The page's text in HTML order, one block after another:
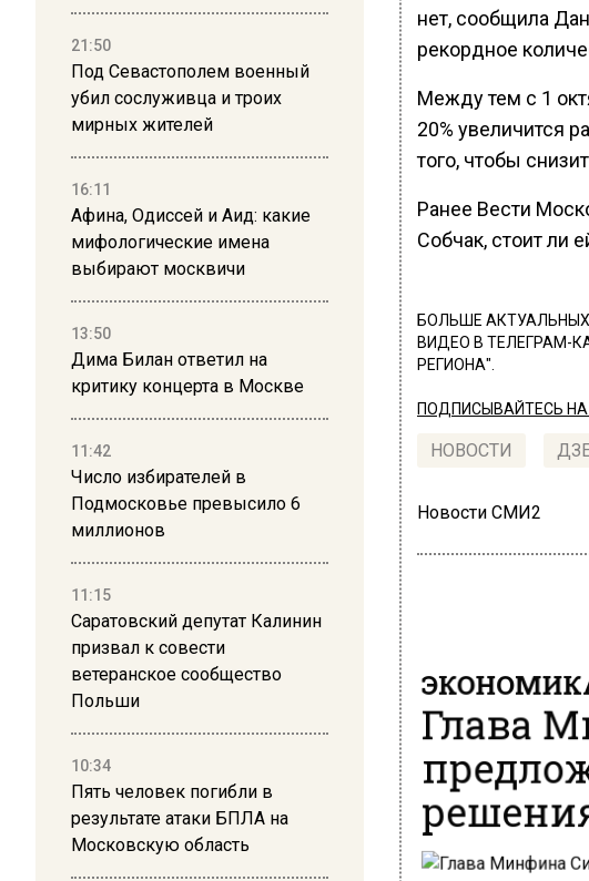
21:50
Под Севастополем военный
убил сослуживца и троих
мирных жителей
16:11
Афина, Одиссей и Аид: какие
мифологические имена
выбирают москвичи
13:50
Дима Билан ответил на
критику концерта в Москве
11:42
Число избирателей в
Подмосковье превысило 6
миллионов
11:15
Саратовский депутат Калинин
призвал к совести
ветеранское сообщество
Польши
10:34
Пять человек погибли в
результате атаки БПЛА на
Московскую область
нет, сообщила
рекордное
Между тем с 1
20% увеличится
того, чтобы
Ранее Вести
Собчак, стоит ли
БОЛЬШЕ
ВИДЕО В ТЕЛЕГРАМ-
РЕГИОНА".
ПОДПИСЫВАЙТЕСЬ
НОВОСТИ
Новости СМИ2
Глава